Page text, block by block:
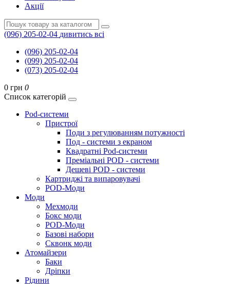
Акції
(096) 205-02-04 дивитись всі
(096) 205-02-04
(099) 205-02-04
(073) 205-02-04
0 грн 0
Список категорій
Pod-системи
Пристрої
Поди з регулюванням потужності
Под - системи з екраном
Квадратні Pod-системи
Преміальні POD - системи
Дешеві POD - системи
Картриджі та випаровувачі
POD-Моди
Моди
Мехмоди
Бокс моди
POD-Моди
Базові набори
Сквонк моди
Атомайзери
Баки
Дріпки
Рідини